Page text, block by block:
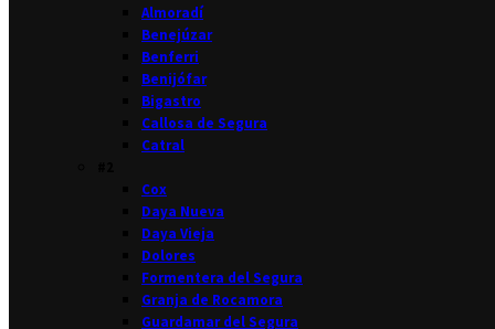
Almoradí
Benejúzar
Benferri
Benijófar
Bigastro
Callosa de Segura
Catral
Cox
Daya Nueva
Daya Vieja
Dolores
Formentera del Segura
Granja de Rocamora
Guardamar del Segura